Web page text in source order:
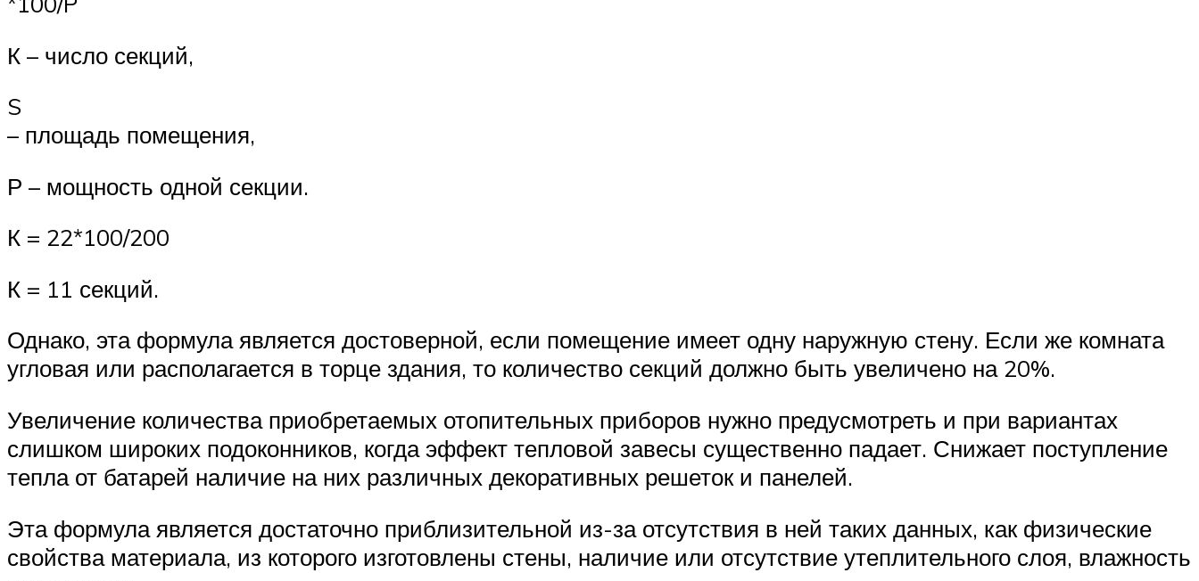
К – число секций,
S
– площадь помещения,
Р – мощность одной секции.
К = 22*100/200
К = 11 секций.
Однако, эта формула является достоверной, если помещение имеет одну наружную стену. Если же комната
угловая или располагается в торце здания, то количество секций должно быть увеличено на 20%.
Увеличение количества приобретаемых отопительных приборов нужно предусмотреть и при вариантах
слишком широких подоконников, когда эффект тепловой завесы существенно падает. Снижает поступление
тепла от батарей наличие на них различных декоративных решеток и панелей.
Эта формула является достаточно приблизительной из-за отсутствия в ней таких данных, как физические
свойства материала, из которого изготовлены стены, наличие или отсутствие утеплительного слоя, влажность